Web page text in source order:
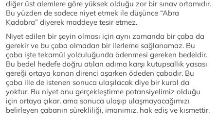
diğer üst alemlere göre yüksek olduğu zor bir sınav ortamıdır.
Bu yüzden de sadece niyet etmek ile düşünce “Abra
Kadabra” diyerek maddeye tesir etmez.
Niyet edilen bir şeyin olması için aynı zamanda bir çaba da
gerekir ve bu çaba olmadan bir ilerleme sağlanamaz. Bu
çaba işte tekamül yolculuğunda ödenmesi gereken bedeldir.
Bu bedel hedefe doğru atılan adıma karşı kutupsallık yasası
gereği ortaya konan direnci aşarken ödeden çabadır. Bu
çaba ille de istenen sonuca ulaşılacak diye bir kural da
yoktur. Bu niyet onu gerçekleştirme potansiyelimiz olduğu
için ortaya çıkar, ama sonuca ulaşıp ulaşmayacağımızı
belirleyen çabanın sürekliliği, imanımız, hak ediş ve kısmettir.